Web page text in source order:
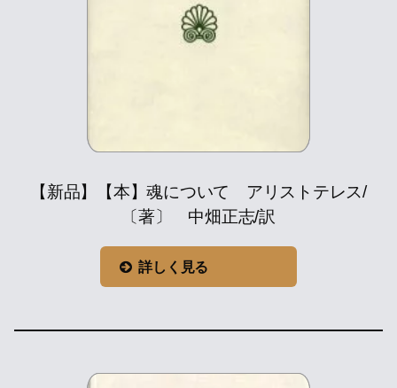
【新品】【本】魂について アリストテレス/
〔著〕 中畑正志/訳
詳しく見る